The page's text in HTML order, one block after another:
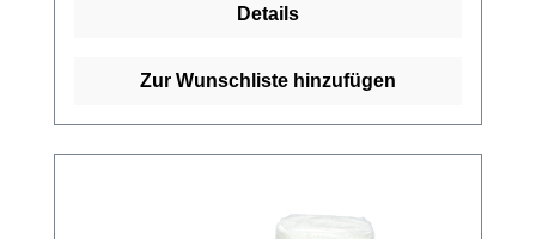
Baumwolle Waschbar bei 95
Eigenschaften: Textilelastizität Rutschfest
von unserem schnellen Versand und
Details
Zur Wunschliste hinzufügen